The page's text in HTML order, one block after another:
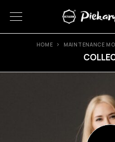
HOME MAINTENANCE